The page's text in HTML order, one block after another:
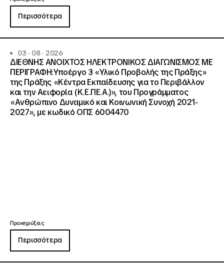
Περισσότερα
03 · 08 · 2026
ΔΙΕΘΝΗΣ ΑΝΟΙΧΤΟΣ ΗΛΕΚΤΡΟΝΙΚΟΣ ΔΙΑΓΩΝΙΣΜΟΣ ΜΕ
ΠΕΡΙΓΡΑΦΗ:Υποέργο 3 «Υλικό Προβολής της Πράξης»
της Πράξης «Κέντρα Εκπαίδευσης για το Περιβάλλον
και την Αειφορία (Κ.Ε.ΠΕ.Α.)», του Προγράμματος
«Ανθρώπινο Δυναμικό και Κοινωνική Συνοχή 2021-
2027», με κωδικό ΟΠΣ 6004470
Προκηρύξεις
Περισσότερα